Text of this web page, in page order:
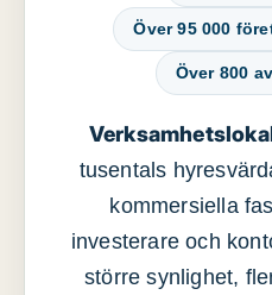
Över 95 000
Över 800
tusentals
kommersiella
investerare och
större synlighet,